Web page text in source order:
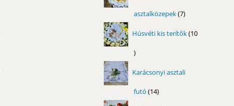
asztalközepek 77
Húsvéti kis terítők 10
10
Karácsonyi asztali
futó 1414